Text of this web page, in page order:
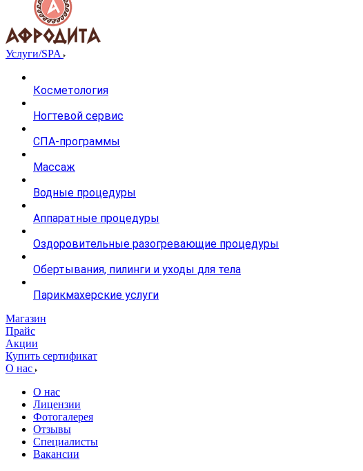
Услуги/SPA
Косметология
Ногтевой сервис
СПА-программы
Массаж
Водные процедуры
Аппаратные процедуры
Оздоровительные разогревающие процедуры
Обертывания, пилинги и уходы для тела
Парикмахерские услуги
Магазин
Прайс
Акции
Купить сертификат
О нас
О нас
Лицензии
Фотогалерея
Отзывы
Специалисты
Вакансии